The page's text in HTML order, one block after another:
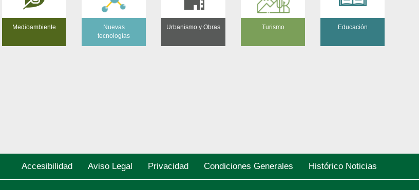
Medioambiente
Nuevas
tecnologías
Urbanismo y Obras Turismo Educación
Accesibilidad Aviso Legal Privacidad Condiciones Generales Histórico Noticias